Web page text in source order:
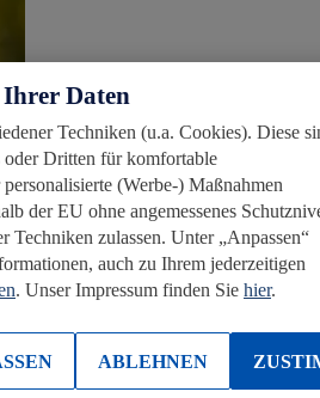
Daten
Techniken (u.a. Cookies). Diese
Dritten für komfortable
(Werbe-) Maßnahmen
der EU ohne angemessenes
zulassen. Unter „Anpassen“
auch zu Ihrem jederzeitigen
. Unser Impressum finden Sie hier.
ABLEHNEN